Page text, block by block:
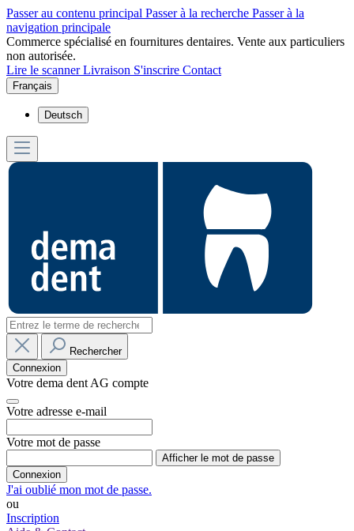
Passer au contenu principal Passer à la recherche Passer à la
navigation principale
Commerce spécialisé en fournitures dentaires. Vente aux particuliers
non autorisée.
Lire le scannerLivraison S'inscrire Contact
Français
Deutsch
Rechercher
Connexion
Votre dema dent AG compte
Votre adresse e-mail
Votre mot de passe
Afficher le mot de passe
Connexion
J'ai oublié mon mot de passe.
ou
Inscription